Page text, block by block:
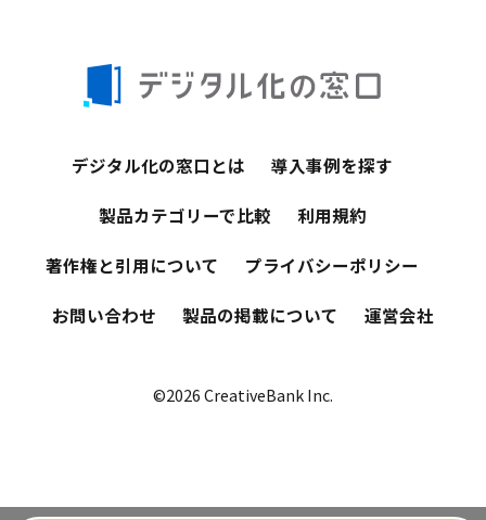
デジタル化の窓口とは 導入事例を探す
製品カテゴリーで比較 利用規約
著作権と引用について プライバシーポリシー
お問い合わせ 製品の掲載について 運営会社
©2026 CreativeBank Inc.